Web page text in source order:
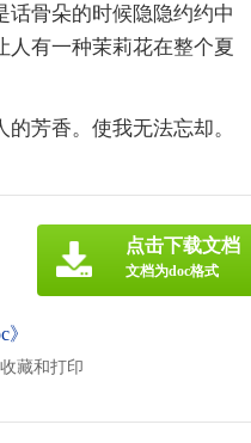
话骨朵的时候隐隐约约中
人有一种茉莉花在整个夏
芳香。使我无法忘却。
藏和打印
点击下载文档
文档为doc格式